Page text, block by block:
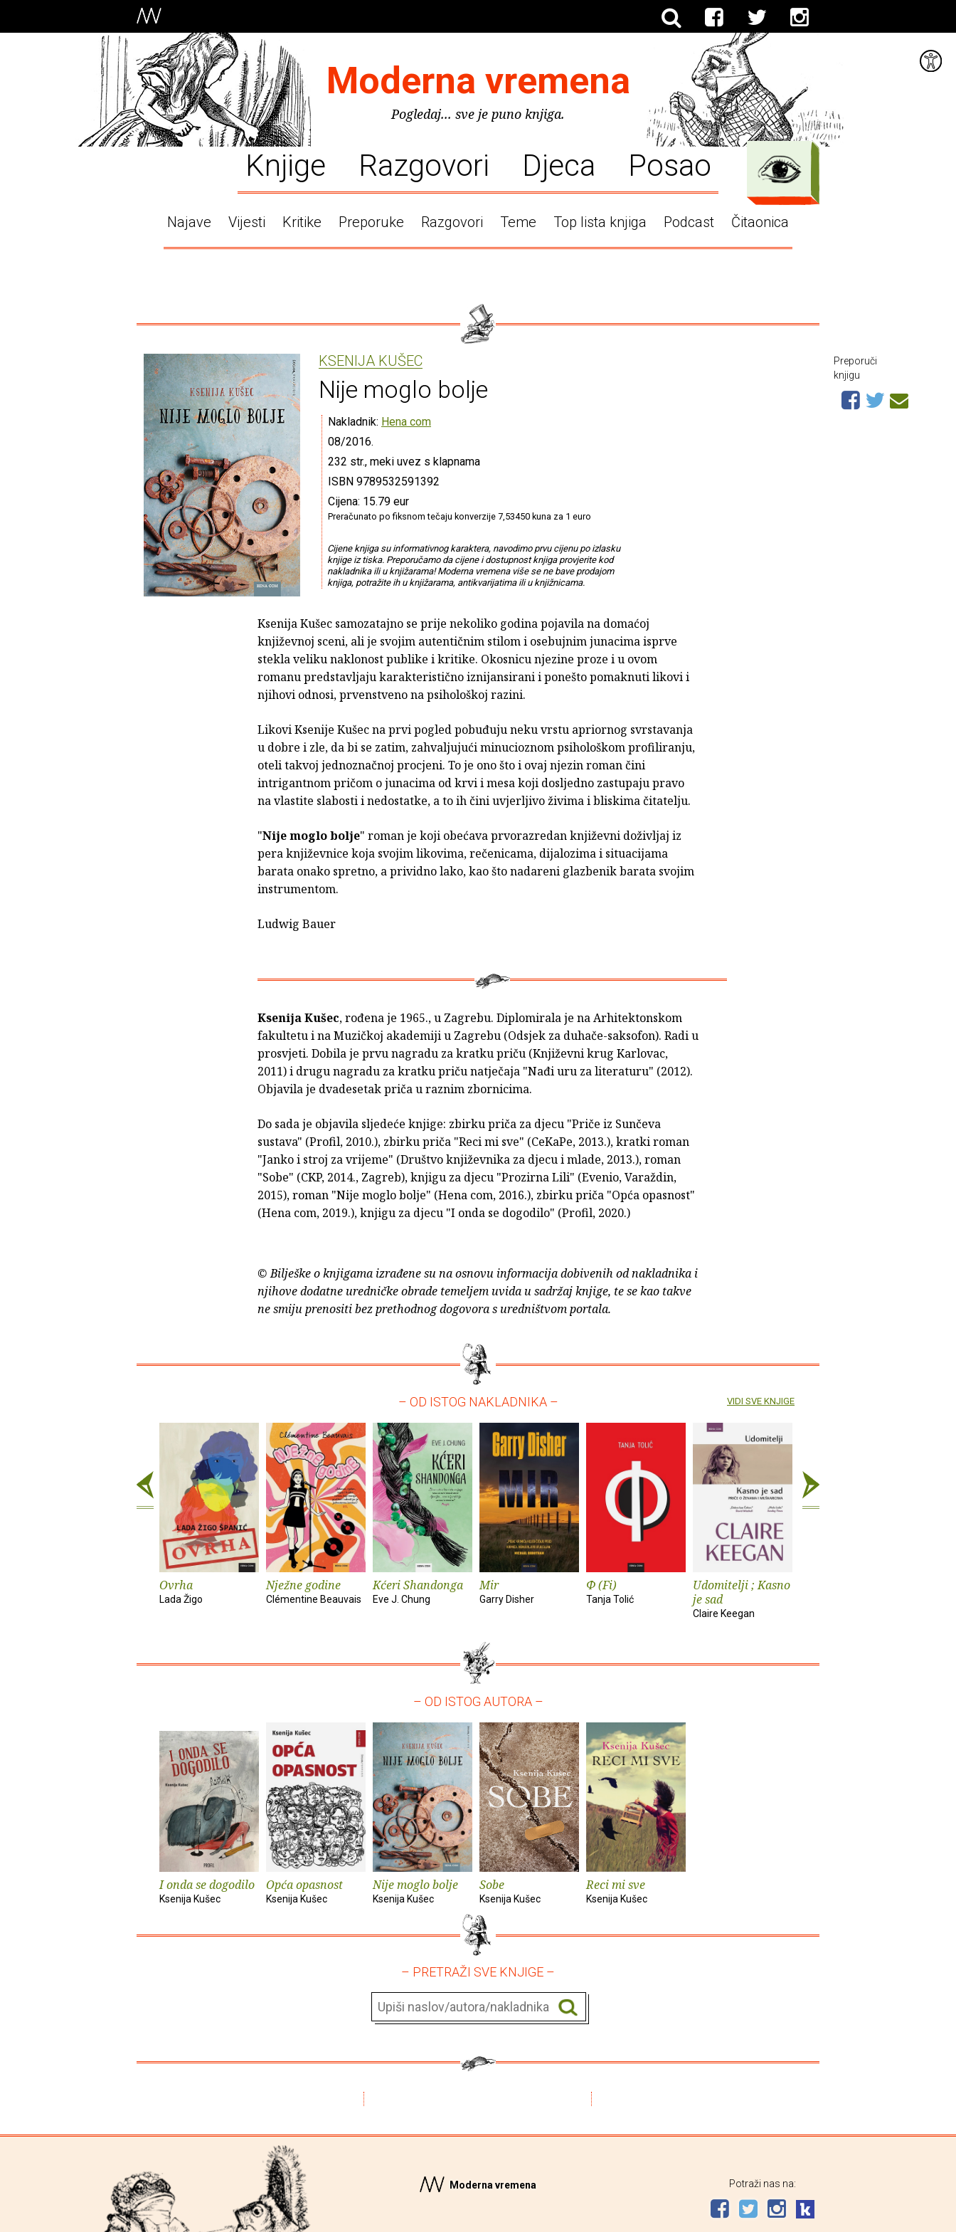
Moderna vremena
Pogledaj... sve je puno knjiga.
Knjige Razgovori Djeca Posao
Najave Vijesti Kritike Preporuke Razgovori Teme Top lista knjiga Podcast Čitaonica
KSENIJA KUŠEC
Nije moglo bolje
Nakladnik: Hena com
08/2016.
232 str., meki uvez s klapnama
ISBN 9789532591392
Cijena: 15.79 eur
Preračunato po fiksnom tečaju konverzije 7,53450 kuna za 1 euro
Cijene knjiga su informativnog karaktera, navodimo prvu cijenu po izlasku
knjige iz tiska. Preporučamo da cijene i dostupnost knjiga provjerite kod
nakladnika ili u knjižarama! Moderna vremena više se ne bave prodajom
knjiga, potražite ih u knjižarama, antikvarijatima ili u knjižnicama.
Ksenija Kušec samozatajno se prije nekoliko godina pojavila na domaćoj
književnoj sceni, ali je svojim autentičnim stilom i osebujnim junacima isprve
stekla veliku naklonost publike i kritike. Okosnicu njezine proze i u ovom
romanu predstavljaju karakteristično iznijansirani i ponešto pomaknuti likovi i
njihovi odnosi, prvenstveno na psihološkoj razini.
Likovi Ksenije Kušec na prvi pogled pobuđuju neku vrstu apriornog svrstavanja
u dobre i zle, da bi se zatim, zahvaljujući minucioznom psihološkom profiliranju,
oteli takvoj jednoznačnoj procjeni. To je ono što i ovaj njezin roman čini
intrigantnom pričom o junacima od krvi i mesa koji dosljedno zastupaju pravo
na vlastite slabosti i nedostatke, a to ih čini uvjerljivo živima i bliskima čitatelju.
"Nije moglo bolje" roman je koji obećava prvorazredan književni doživljaj iz
pera književnice koja svojim likovima, rečenicama, dijalozima i situacijama
barata onako spretno, a prividno lako, kao što nadareni glazbenik barata svojim
instrumentom.
Ludwig Bauer
Ksenija Kušec, rođena je 1965., u Zagrebu. Diplomirala je na Arhitektonskom
fakultetu i na Muzičkoj akademiji u Zagrebu (Odsjek za duhače-saksofon). Radi u
prosvjeti. Dobila je prvu nagradu za kratku priču (Književni krug Karlovac,
2011) i drugu nagradu za kratku priču natječaja "Nađi uru za literaturu" (2012).
Objavila je dvadesetak priča u raznim zbornicima.
Do sada je objavila sljedeće knjige: zbirku priča za djecu "Priče iz Sunčeva
sustava" (Profil, 2010.), zbirku priča "Reci mi sve" (CeKaPe, 2013.), kratki roman
"Janko i stroj za vrijeme" (Društvo književnika za djecu i mlade, 2013.), roman
"Sobe" (CKP, 2014., Zagreb), knjigu za djecu "Prozirna Lili" (Evenio, Varaždin,
2015), roman "Nije moglo bolje" (Hena com, 2016.), zbirku priča "Opća opasnost"
(Hena com, 2019.), knjigu za djecu "I onda se dogodilo" (Profil, 2020.)
© Bilješke o knjigama izrađene su na osnovu informacija dobivenih od nakladnika i
njihove dodatne uredničke obrade temeljem uvida u sadržaj knjige, te se kao takve
ne smiju prenositi bez prethodnog dogovora s uredništvom portala.
Preporuči
knjigu
– OD ISTOG NAKLADNIKA –
Ovrha
Lada Žigo
Nježne godine
Clémentine Beauvais
Kćeri Shandonga
Eve J. Chung
Mir
Garry Disher
Φ (Fi)
Tanja Tolić
Udomitelji ; Kasno
je sad
Claire Keegan
VIDI SVE KNJIGE
– OD ISTOG AUTORA –
I onda se dogodilo
Ksenija Kušec
Opća opasnost
Ksenija Kušec
Nije moglo bolje
Ksenija Kušec
Sobe
Ksenija Kušec
Reci mi sve
Ksenija Kušec
– PRETRAŽI SVE KNJIGE –
Moderna vremena Potraži nas na: